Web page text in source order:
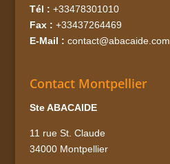
Tél : +33478301010
Fax : +33437264469
E-Mail : contact@abacaide.com
Contact Montpellier
Ste ABACAIDE
11 rue St. Claude
34000 Montpellier